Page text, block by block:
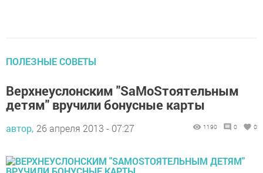
ПОЛЕЗНЫЕ СОВЕТЫ
Верхнеуслонским "SаMоSтоятельным
детям" вручили бонусные карты
автор, 26 апреля 2013 - 07:27 1190 0 0